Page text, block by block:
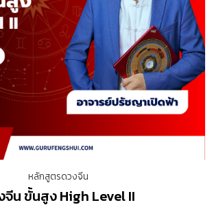
หลักสูตรดวงจีน
จีน ขั้นสูง High Level II